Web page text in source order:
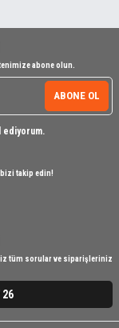
abone olun.
ABONE OL
ediyorum.
takip edin!
tüm sorular ve siparişleriniz
26